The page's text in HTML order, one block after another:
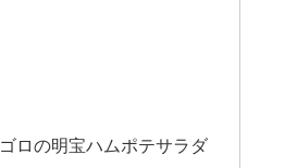
ロの明宝ハムポテサラダ